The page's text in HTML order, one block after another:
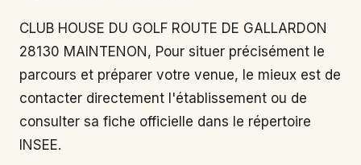
CLUB HOUSE DU GOLF ROUTE DE GALLARDON
28130 MAINTENON, Pour situer précisément le
parcours et préparer votre venue, le mieux est de
contacter directement l'établissement ou de
consulter sa fiche officielle dans le répertoire
INSEE.